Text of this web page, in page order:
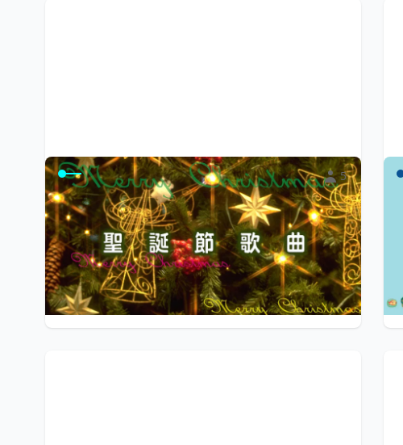
5
聖誕節歌曲
運用於聖誕節報佳音或敬拜
小陽光e學園 $0